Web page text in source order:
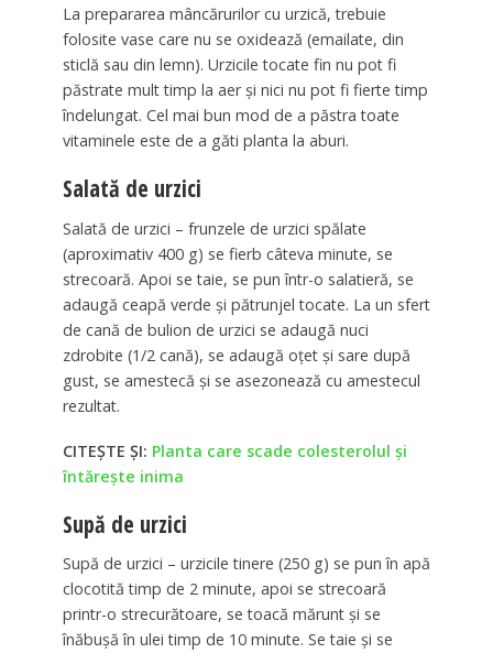
La prepararea mâncărurilor cu urzică, trebuie
folosite vase care nu se oxidează (emailate, din
sticlă sau din lemn). Urzicile tocate fin nu pot fi
păstrate mult timp la aer și nici nu pot fi fierte timp
îndelungat. Cel mai bun mod de a păstra toate
vitaminele este de a găti planta la aburi.
Salată de urzici
Salată de urzici – frunzele de urzici spălate
(aproximativ 400 g) se fierb câteva minute, se
strecoară. Apoi se taie, se pun într-o salatieră, se
adaugă ceapă verde și pătrunjel tocate. La un sfert
de cană de bulion de urzici se adaugă nuci
zdrobite (1/2 cană), se adaugă oțet și sare după
gust, se amestecă și se asezonează cu amestecul
rezultat.
CITEȘTE ȘI: Planta care scade colesterolul şi
întăreşte inima
Supă de urzici
Supă de urzici – urzicile tinere (250 g) se pun în apă
clocotită timp de 2 minute, apoi se strecoară
printr-o strecurătoare, se toacă mărunt și se
înăbușă în ulei timp de 10 minute. Se taie și se